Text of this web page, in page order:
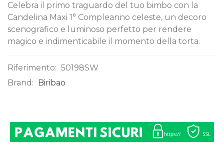
Celebra il primo traguardo del tuo bimbo con la
Candelina Maxi 1° Compleanno celeste, un decoro
scenografico e luminoso perfetto per rendere
magico e indimenticabile il momento della torta.
Riferimento: 50198SW
Brand:
Biribao